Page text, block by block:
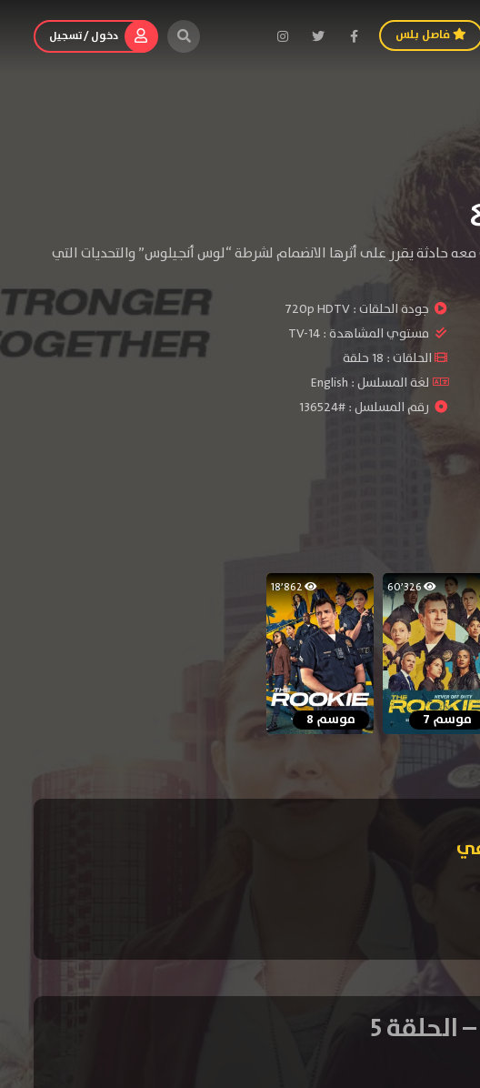
فاصل بلس دخول / تسجيل
حادثة يقرر على أثرها الانضمام لشرطة “لوس أنجيلوس” والتحديات التي
جودة الحلقات :720p HDTV
مستوي المشاهدة :TV-14
الحلقات : 18 حلقة
لغة المسلسل : English
رقم المسلسل : #136524
60٬326
موسم 7
18٬862
موسم 8